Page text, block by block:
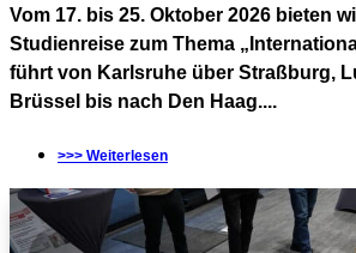
Vom 17. bis 25. Oktober 2026 bieten
Studienreise zum Thema
führt von Karlsruhe über Straßburg,
Brüssel bis nach Den Haag....
>>> Weiterlesen